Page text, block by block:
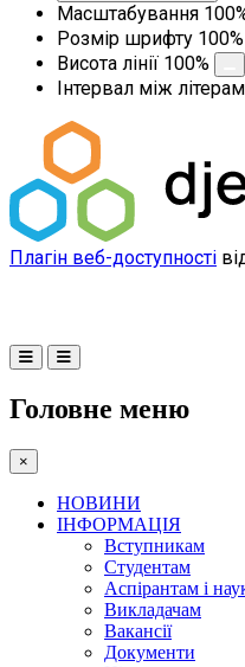
Масштабування 100
Розмір шрифту 100%
Висота лінії 100%
Інтервал між
Плагін веб-доступності
Головне меню
×
НОВИНИ
ІНФОРМАЦІЯ
Вступникам
Студентам
Аспірантам і
Викладачам
Вакансії
Документи